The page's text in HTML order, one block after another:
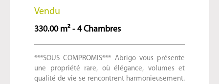
Vendu
330.00 m² - 4 Chambres
***SOUS COMPROMIS*** Abrigo vous présente
une propriété rare, où élégance, volumes et
qualité de vie se rencontrent harmonieusement.